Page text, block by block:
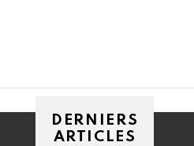
DERNIERS
ARTICLES